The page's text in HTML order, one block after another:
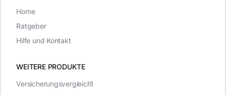
WEITERE PRODUKTE
Versicherungsvergleich1
Home
Ratgeber
Hilfe und Kontakt